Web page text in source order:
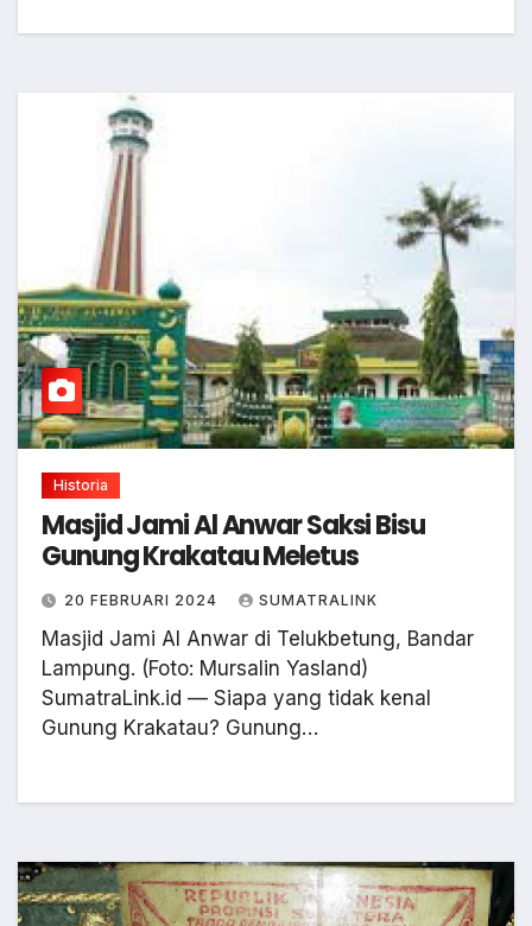
Historia
Masjid Jami Al Anwar Saksi Bisu
Gunung Krakatau Meletus
20 FEBRUARI 2024 SUMATRALINK
Masjid Jami Al Anwar di Telukbetung, Bandar
Lampung. (Foto: Mursalin Yasland)
SumatraLink.id — Siapa yang tidak kenal
Gunung Krakatau? Gunung…